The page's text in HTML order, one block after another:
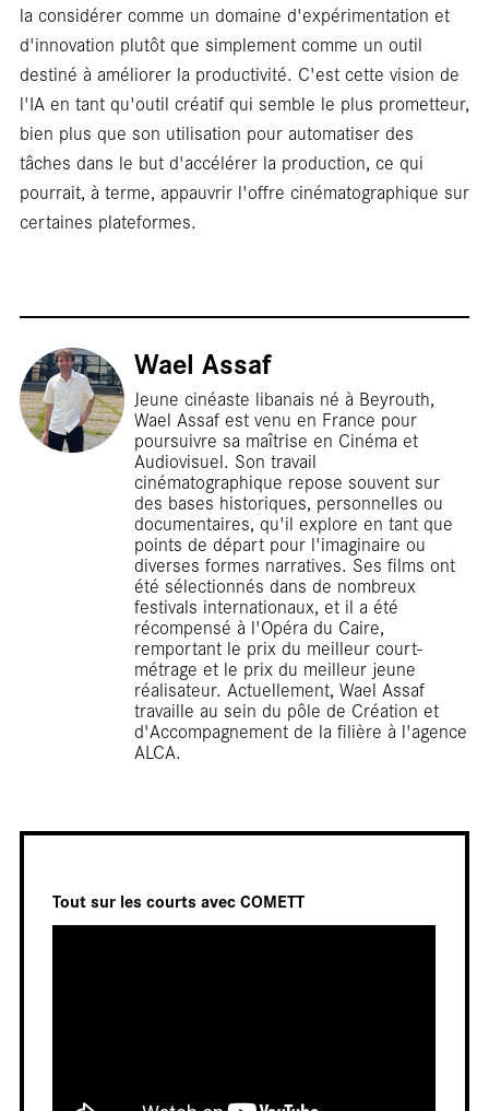
la considérer comme un domaine d'expérimentation et
d'innovation plutôt que simplement comme un outil
destiné à améliorer la productivité. C'est cette vision de
l'IA en tant qu'outil créatif qui semble le plus prometteur,
bien plus que son utilisation pour automatiser des
tâches dans le but d'accélérer la production, ce qui
pourrait, à terme, appauvrir l'offre cinématographique sur
certaines plateformes.
Wael Assaf
Jeune cinéaste libanais né à Beyrouth,
Wael Assaf est venu en France pour
poursuivre sa maîtrise en Cinéma et
Audiovisuel. Son travail
cinématographique repose souvent sur
des bases historiques, personnelles ou
documentaires, qu'il explore en tant que
points de départ pour l'imaginaire ou
diverses formes narratives. Ses films ont
été sélectionnés dans de nombreux
festivals internationaux, et il a été
récompensé à l'Opéra du Caire,
remportant le prix du meilleur court-
métrage et le prix du meilleur jeune
réalisateur. Actuellement, Wael Assaf
travaille au sein du pôle de Création et
d'Accompagnement de la filière à l'agence
ALCA.
Tout sur les courts avec COMETT